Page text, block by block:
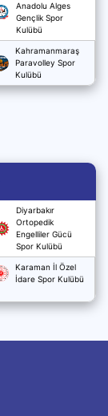
Anadolu Alges
Gençlik Spor
Kulübü
Kahramanmaraş
Paravolley Spor
Kulübü
Diyarbakır
Ortopedik
Engelliler Gücü
Spor Kulübü
Karaman İl Özel
İdare Spor Kulübü